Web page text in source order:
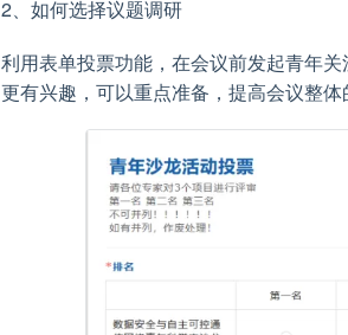
2、如何选择议题调研
利用表单投票功能，在会议前发起青年
更有兴趣，可以重点准备，提高会议整体